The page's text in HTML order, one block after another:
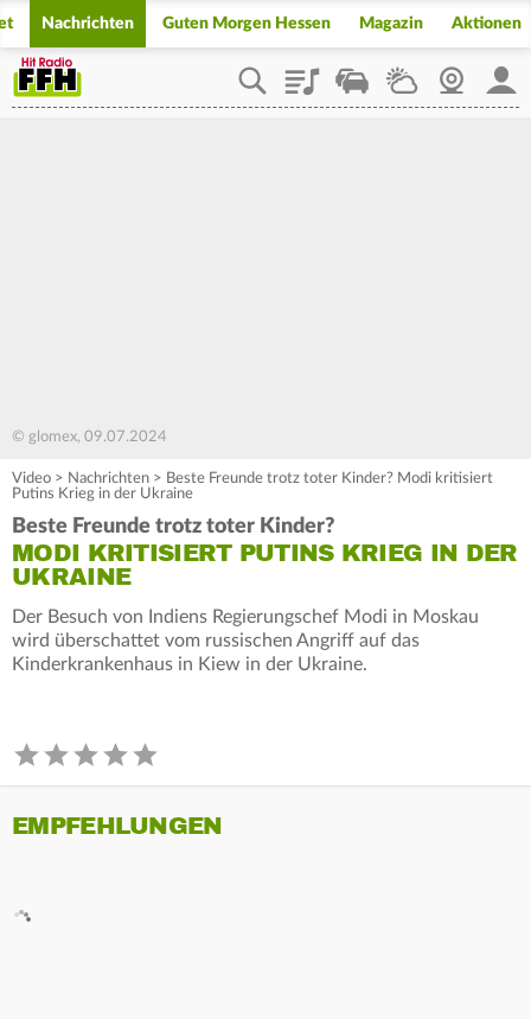
Nachrichten Guten Morgen Hessen Magazin Aktionen
PlaylistStaupilotWetterWebcam
© glomex, 09.07.2024
Video > Nachrichten > Beste Freunde trotz toter Kinder? Modi kritisiert
Putins Krieg in der Ukraine
Beste Freunde trotz toter Kinder?
MODI KRITISIERT PUTINS KRIEG IN DER
UKRAINE
Der Besuch von Indiens Regierungschef Modi in Moskau
wird überschattet vom russischen Angriff auf das
Kinderkrankenhaus in Kiew in der Ukraine.
EMPFEHLUNGEN